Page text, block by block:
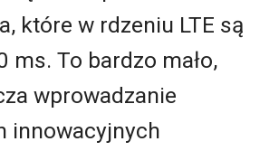
które w rdzeniu LTE są
ms. To bardzo mało,
wprowadzanie
innowacyjnych